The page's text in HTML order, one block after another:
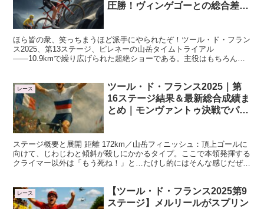
圧勝！ヴィンゲゴーとの総合差4
ほら皆の衆、笑っちまうほど派手にやられたぞ！ツール・ド・フラン
ス2025、第13ステージ、ピレネーの山岳タイムトライアル
――10.9kmで繰り広げられた超絶ショーである。主役はもちろん、
レース
ツール・ド・フランス2025｜第
16ステージ結果＆最新総合成績ま
とめ｜モンヴァントゥ決戦でパレ
ステージ概要と展開 距離 172km／山岳フィニッシュ：頂上ゴールに
向けて、じわじわと傾斜が殺しにかかるタイプ。ここで本領発揮する
クライマー以外は「もう死ね！」と…たけし的にはそんな感じだぜ
レース
【ツール・ド・フランス2025第9
ステージ】メルリールがスプリン